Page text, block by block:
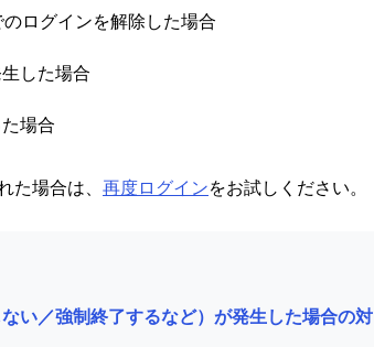
ログインを解除した場合
した場合
場合
た場合は、 再度ログインをお試しください。
い／強制終了するなど）が発生した場合の対